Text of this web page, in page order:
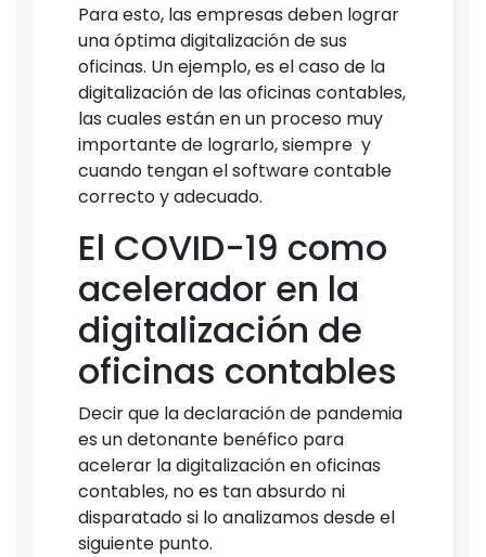
Para esto, las empresas deben lograr
una óptima digitalización de sus
oficinas. Un ejemplo, es el caso de la
digitalización de las oficinas contables,
las cuales están en un proceso muy
importante de lograrlo, siempre y
cuando tengan el software contable
correcto y adecuado.
El COVID-19 como
acelerador en la
digitalización de
oficinas contables
Decir que la declaración de pandemia
es un detonante benéfico para
acelerar la digitalización en oficinas
contables, no es tan absurdo ni
disparatado si lo analizamos desde el
siguiente punto.